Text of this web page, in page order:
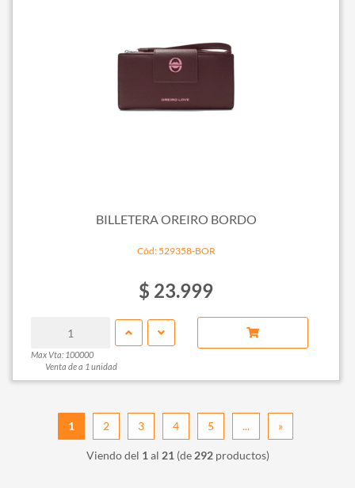
BILLETERA OREIRO BORDO
Cód: 529358-BOR
$ 23.999
Max Vta: 100000
Venta de a 1 unidad
1 2 3 4 5 ... »
Viendo del 1 al 21 (de 292productos)